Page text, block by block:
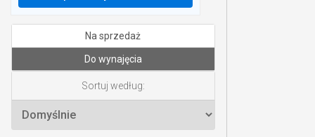
Na sprzedaż
Do wynajęcia
Sortuj według: